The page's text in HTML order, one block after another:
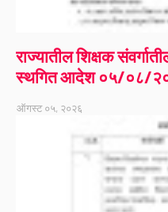
राज्यातील शिक्षक
स्थगित आदेश ०५/०८/
ऑगस्ट ०५, २०२६